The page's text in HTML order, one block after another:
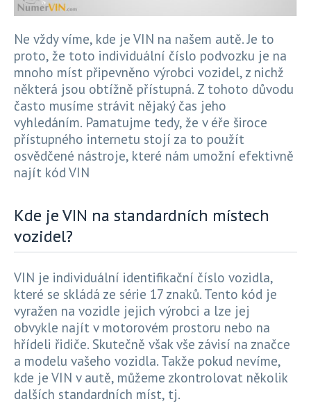
Ne vždy víme, kde je VIN na našem autě. Je to
proto, že toto individuální číslo podvozku je na
mnoho míst připevněno výrobci vozidel, z nichž
některá jsou obtížně přístupná. Z tohoto důvodu
často musíme strávit nějaký čas jeho
vyhledáním. Pamatujme tedy, že v éře široce
přístupného internetu stojí za to použít
osvědčené nástroje, které nám umožní efektivně
najít kód VIN
Kde je VIN na standardních místech
vozidel?
VIN je individuální identifikační číslo vozidla,
které se skládá ze série 17 znaků. Tento kód je
vyražen na vozidle jejich výrobci a lze jej
obvykle najít v motorovém prostoru nebo na
hřídeli řidiče. Skutečně však vše závisí na značce
a modelu vašeho vozidla. Takže pokud nevíme,
kde je VIN v autě, můžeme zkontrolovat několik
dalších standardních míst, tj.